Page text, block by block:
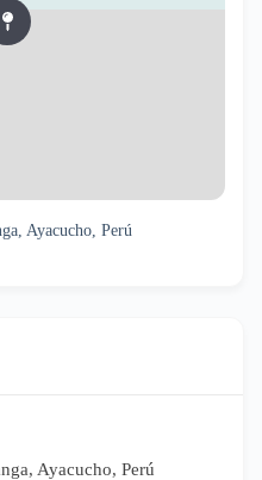
Ayacucho, Perú
Ayacucho, Perú